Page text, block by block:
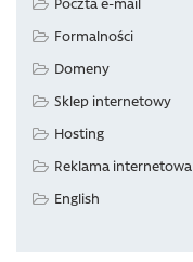
Formalności
Domeny
Sklep internetowy
Hosting
Reklama internetowa
English